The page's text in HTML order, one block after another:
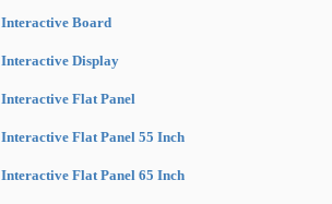
Interactive Board
Interactive Display
Interactive Flat Panel
Interactive Flat Panel 55 Inch
Interactive Flat Panel 65 Inch